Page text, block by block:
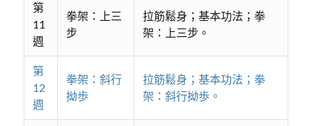
第
11
週
拳架：上三
步
拉筋鬆身；基本功法；拳
架：上三步。
第
12
週
拳架：斜行
拗歩
拉筋鬆身；基本功法；拳
架：斜行拗歩。